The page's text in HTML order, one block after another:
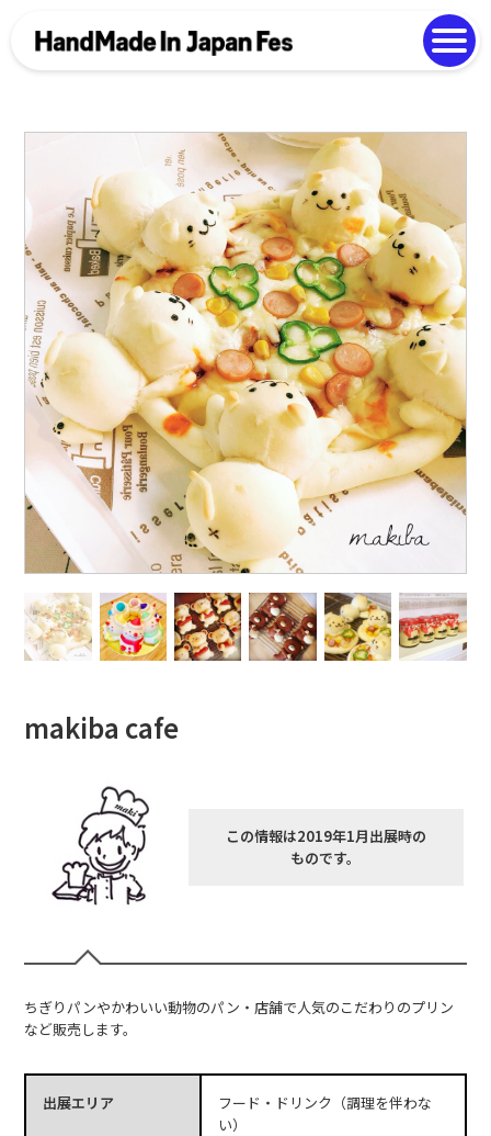
Photo Gallery
中文
makiba cafe
この情報は2019年1月出展時の
ものです。
ちぎりパンやかわいい動物のパン・店舗で人気のこだわりのプリン
など販売します。
出展エリア
フード・ドリンク（調理を伴わな
い）